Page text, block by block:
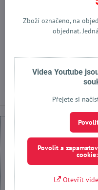
Náhradní spojovací pás do
auta
279 Kč
Do košíku
Externí obsah je
Zboží označeno, na
objednat.
Videa Youtube
Přejete si
Povolit a
Otevřít